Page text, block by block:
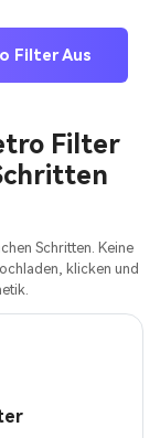
Filter Aus
Filter
Schritten. Keine
klicken und